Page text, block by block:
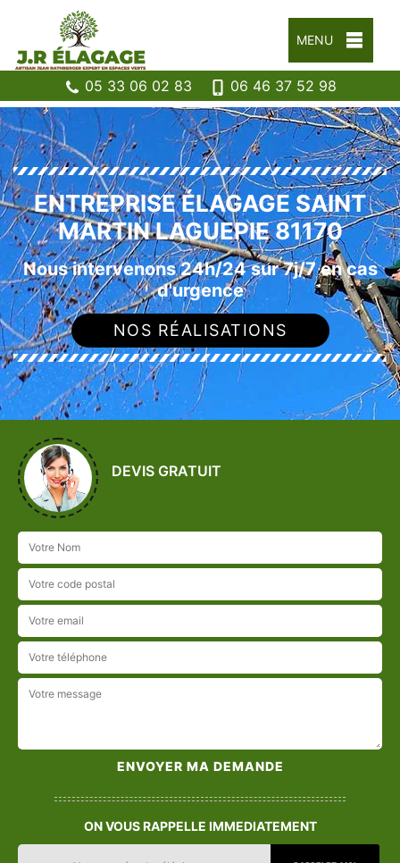
MENU
05 33 06 02 83 06 46 37 52 98
ENTREPRISE ÉLAGAGE SAINT
MARTIN LAGUEPIE 81170
Nous intervenons 24h/24 sur 7j/7 en cas
d'urgence
NOS RÉALISATIONS
DEVIS GRATUIT
ON VOUS RAPPELLE IMMEDIATEMENT